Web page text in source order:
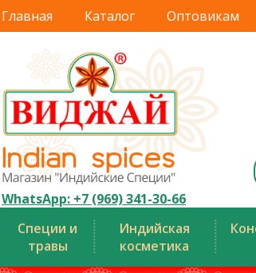
Главная Каталог Оптовикам
WhatsApp: +7 (969) 341-30-66
Специи и
травы
Индийская
косметика